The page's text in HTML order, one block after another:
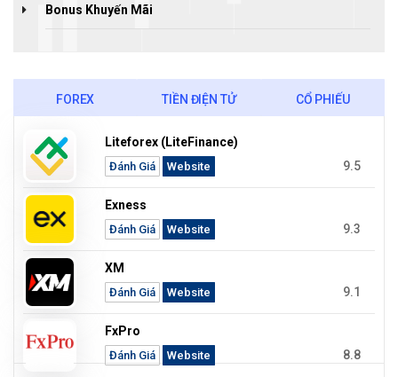
Bonus Khuyến Mãi
FOREX TIỀN ĐIỆN TỬ CỔ PHIẾU
Liteforex (LiteFinance)
Đánh Giá Website 9.5
Exness
Đánh Giá Website 9.3
XM
Đánh Giá Website 9.1
FxPro
Đánh Giá Website 8.8